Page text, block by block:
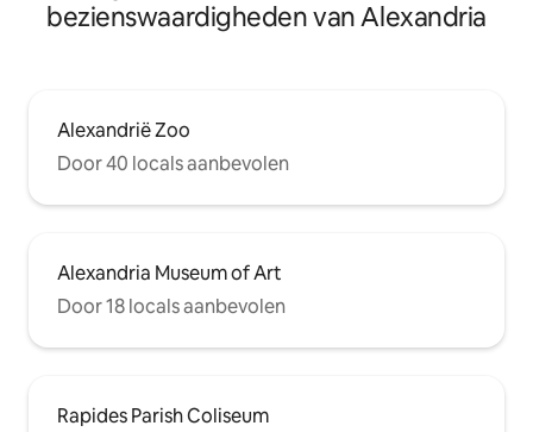
bezienswaardigheden van Alexandria
Alexandrië Zoo
Door 40 locals aanbevolen
Alexandria Museum of Art
Door 18 locals aanbevolen
Rapides Parish Coliseum